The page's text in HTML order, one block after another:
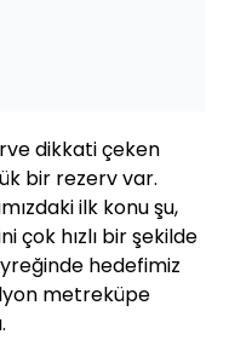
dikkati çeken
bir rezerv var.
ilk konu şu,
çok hızlı bir şekilde
hedefimiz
metreküpe